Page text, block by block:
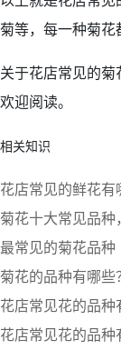
菊等，每一种菊花
关于花店常见的
欢迎阅读。
相关知识
花店常见的鲜花有
菊花十大常见品种
最常见的菊花品种
菊花的品种有哪
花店常见花的品种
花店常见花的品种